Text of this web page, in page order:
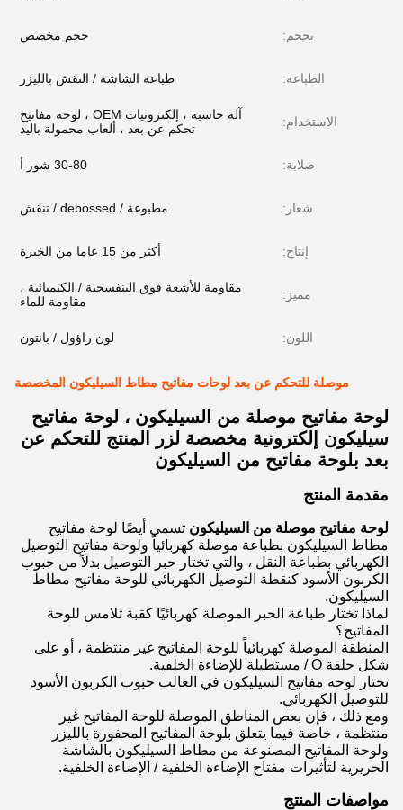
بحجم: حجم مخصص
الطباعة: طباعة الشاشة / النقش بالليزر
الاستخدام:
آلة حاسبة ، إلكترونيات OEM ، لوحة مفاتيح
تحكم عن بعد ، ألعاب محمولة باليد
صلابة: 30-80 شور أ
شعار: مطبوعة / debossed / تنقش
إنتاج: أكثر من 15 عاما من الخبرة
مميز:
مقاومة للأشعة فوق البنفسجية / الكيميائية ،
مقاومة للماء
اللون: لون راؤول / بانتون
موصلة للتحكم عن بعد لوحات مفاتيح مطاط السيليكون المخصصة
لوحة مفاتيح موصلة من السيليكون ، لوحة مفاتيح
سيليكون إلكترونية مخصصة لزر المنتج للتحكم عن
بعد بلوحة مفاتيح من السيليكون
مقدمة المنتج
لوحة مفاتيح موصلة من السيليكون تسمى أيضًا لوحة مفاتيح
مطاط السيليكون بطباعة موصلة كهربائياً ولوحة مفاتيح التوصيل
الكهربائي بطباعة النقل ، والتي تختار حبر التوصيل بدلاً من حبوب
الكربون الأسود كنقطة التوصيل الكهربائي للوحة مفاتيح مطاط
السيليكون.
لماذا تختار طباعة الحبر الموصلة كهربائيًا كقبة تلامس للوحة
المفاتيح؟
المنطقة الموصلة كهربائياً للوحة المفاتيح غير منتظمة ، أو على
شكل حلقة O / مستطيلة للإضاءة الخلفية.
تختار لوحة مفاتيح السيليكون في الغالب حبوب الكربون الأسود
للتوصيل الكهربائي.
ومع ذلك ، فإن بعض المناطق الموصلة للوحة المفاتيح غير
منتظمة ، خاصة فيما يتعلق بلوحة المفاتيح المحفورة بالليزر
ولوحة المفاتيح المصنوعة من مطاط السيليكون بالشاشة
الحريرية لتأثيرات مفتاح الإضاءة الخلفية / الإضاءة الخلفية.
مواصفات المنتج